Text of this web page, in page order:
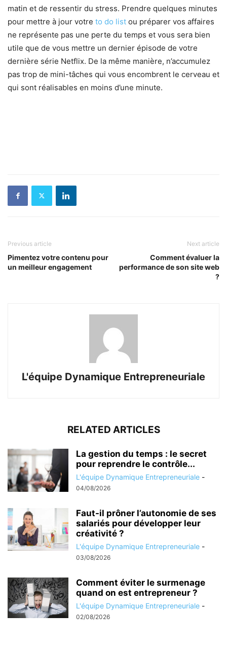
matin et de ressentir du stress. Prendre quelques minutes
pour mettre à jour votre to do list ou préparer vos affaires
ne représente pas une perte du temps et vous sera bien
utile que de vous mettre un dernier épisode de votre
dernière série Netflix. De la même manière, n’accumulez
pas trop de mini-tâches qui vous encombrent le cerveau et
qui sont réalisables en moins d’une minute.
Previous article
Pimentez votre contenu pour
un meilleur engagement
Next article
Comment évaluer la
performance de son site web
?
L'équipe Dynamique Entrepreneuriale
RELATED ARTICLES
La gestion du temps : le secret
pour reprendre le contrôle...
L'équipe Dynamique Entrepreneuriale -
04/08/2026
Faut-il prôner l’autonomie de ses
salariés pour développer leur
créativité ?
L'équipe Dynamique Entrepreneuriale -
03/08/2026
Comment éviter le surmenage
quand on est entrepreneur ?
L'équipe Dynamique Entrepreneuriale -
02/08/2026